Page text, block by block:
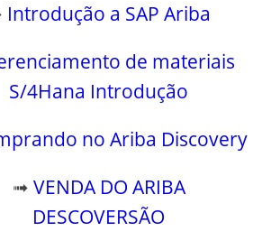
Introdução a SAP Ariba
de materiais
S/4Hana Introdução
no Ariba Discovery
➟ VENDA DO ARIBA
DESCOVERSÃO